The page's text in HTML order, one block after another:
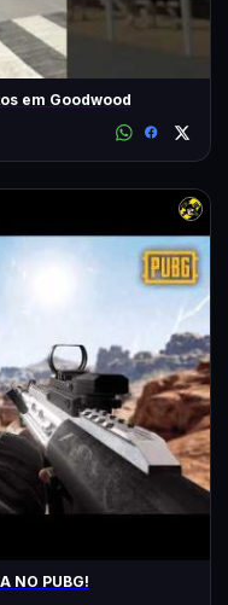
em Goodwood
NO PUBG!